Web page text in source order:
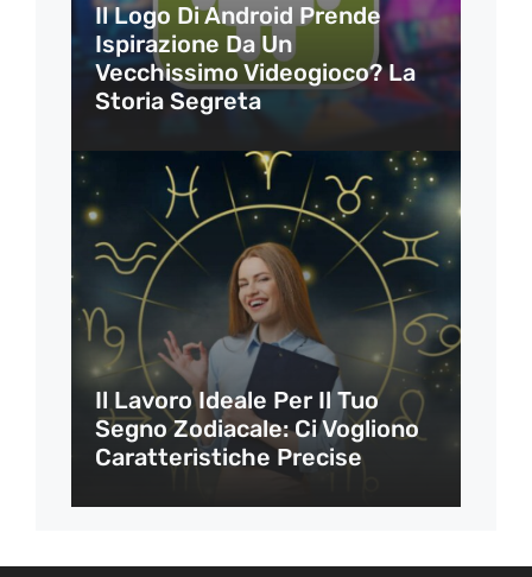
Il Logo Di Android Prende
Ispirazione Da Un
Vecchissimo Videogioco? La
Storia Segreta
Il Lavoro Ideale Per Il Tuo
Segno Zodiacale: Ci Vogliono
Caratteristiche Precise